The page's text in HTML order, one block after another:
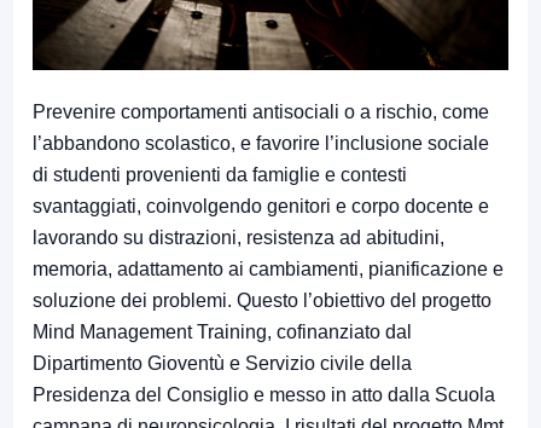
Prevenire comportamenti antisociali o a rischio, come
l’abbandono scolastico, e favorire l’inclusione sociale
di studenti provenienti da famiglie e contesti
svantaggiati, coinvolgendo genitori e corpo docente e
lavorando su distrazioni, resistenza ad abitudini,
memoria, adattamento ai cambiamenti, pianificazione e
soluzione dei problemi. Questo l’obiettivo del progetto
Mind Management Training, cofinanziato dal
Dipartimento Gioventù e Servizio civile della
Presidenza del Consiglio e messo in atto dalla Scuola